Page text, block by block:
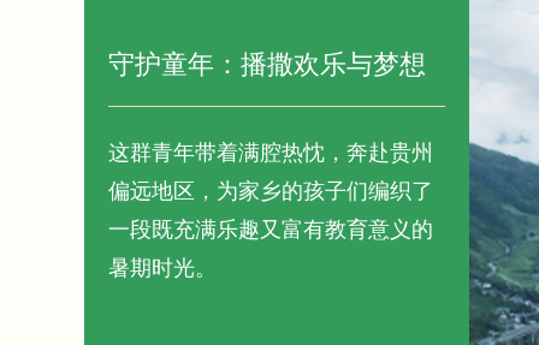
守护童年：播撒欢乐与梦想
这群青年带着满腔热忱，奔赴贵州
偏远地区，为家乡的孩子们编织了
一段既充满乐趣又富有教育意义的
暑期时光。